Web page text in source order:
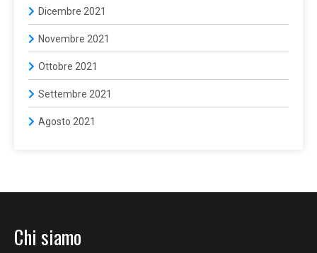
Dicembre 2021
Novembre 2021
Ottobre 2021
Settembre 2021
Agosto 2021
Chi siamo